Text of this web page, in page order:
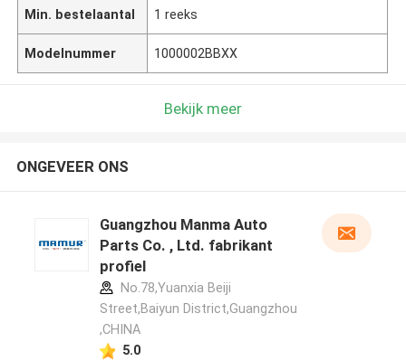
Min. bestelaantal 1 reeks
Modelnummer 1000002BBXX
Bekijk meer
ONGEVEER ONS
Guangzhou Manma Auto
Parts Co. , Ltd. fabrikant
profiel
No.78,Yuanxia Beiji
Street,Baiyun District,Guangzhou
,CHINA
5.0